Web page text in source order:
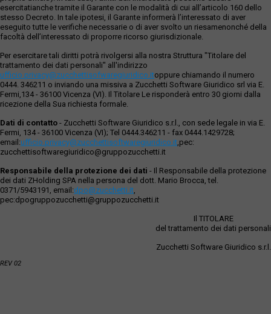
esercitatianche tramite il Garante con le modalità di cui all’articolo 160 dello
stesso Decreto. In tale ipotesi, il Garante informerà l’interessato di aver
eseguito tutte le verifiche necessarie o di aver svolto un riesamenonché della
facoltà dell’interessato di proporre ricorso giurisdizionale.
Per esercitare tali diritti potrà rivolgersi alla nostra Struttura "Titolare del
trattamento dei dati personali" all'indirizzo
ufficio.privacy@zucchettisofwaregiuridico.itoppure chiamando il numero
0444. 346211 o inviando una missiva a Zucchetti Software Giuridico srl via E.
Fermi,134 - 36100 Vicenza (VI). Il Titolare Le risponderà entro 30 giorni dalla
ricezione della Sua richiesta formale.
Dati di contatto - Zucchetti Software Giuridico s.r.l., con sede legale in via E.
Fermi, 134 - 36100 Vicenza (VI); Tel 0444.346211 - fax 0444.1429728;
email:ufficio.privacy@zucchettisoftwaregiuridico.it,pec:
zucchettisoftwaregiuridico@gruppozucchetti.it
Responsabile della protezione dei dati - Il Responsabile della protezione
dei dati ZHolding SPA nella persona del dott. Mario Brocca, tel.
0371/5943191, email:dpo@zucchetti.it,
pec:dpogruppozucchetti@gruppozucchetti.it
Il TITOLARE
del trattamento dei dati personali
Zucchetti Software Giuridico s.r.l.
REV 02